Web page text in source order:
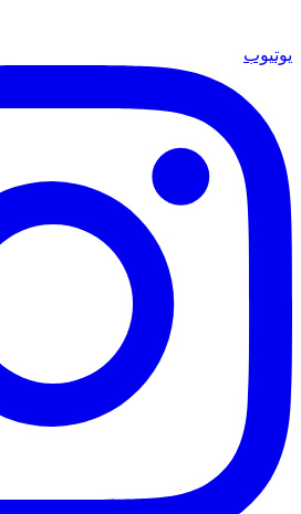
يوتيوب